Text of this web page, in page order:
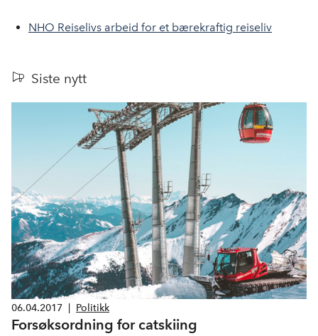
NHO Reiselivs arbeid for et bærekraftig reiseliv
Siste nytt
06.04.2017 Politikk
Forsøksordning for catskiing